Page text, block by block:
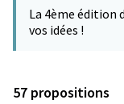
La 4ème édition
vos idées !
57 propositions